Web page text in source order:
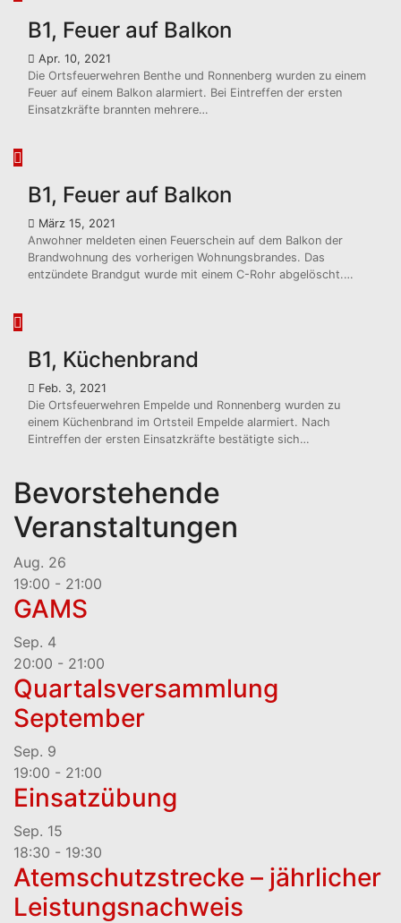
B1, Feuer auf Balkon
Apr. 10, 2021
Die Ortsfeuerwehren Benthe und Ronnenberg wurden zu einem
Feuer auf einem Balkon alarmiert. Bei Eintreffen der ersten
Einsatzkräfte brannten mehrere…
B1, Feuer auf Balkon
März 15, 2021
Anwohner meldeten einen Feuerschein auf dem Balkon der
Brandwohnung des vorherigen Wohnungsbrandes. Das
entzündete Brandgut wurde mit einem C-Rohr abgelöscht.…
B1, Küchenbrand
Feb. 3, 2021
Die Ortsfeuerwehren Empelde und Ronnenberg wurden zu
einem Küchenbrand im Ortsteil Empelde alarmiert. Nach
Eintreffen der ersten Einsatzkräfte bestätigte sich…
Bevorstehende
Veranstaltungen
Aug. 26
19:00 - 21:00
GAMS
Sep. 4
20:00 - 21:00
Quartalsversammlung
September
Sep. 9
19:00 - 21:00
Einsatzübung
Sep. 15
18:30 - 19:30
Atemschutzstrecke – jährlicher
Leistungsnachweis